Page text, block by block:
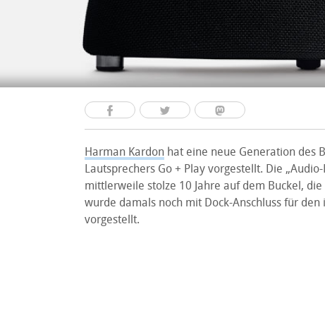
Harman Kardonhat eine neue Generation des
Lautsprechers Go + Play vorgestellt. Die
mittlerweile stolze 10 Jahre auf dem Buckel,
wurde damals noch mit Dock-Anschluss für den
vorgestellt.